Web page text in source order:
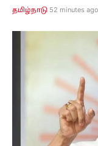
தமிழ்நாடு 52 minutes ago